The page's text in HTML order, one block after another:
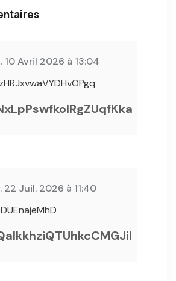
10 Avril 2026 à 13:04
22 Juil. 2026 à 11:40